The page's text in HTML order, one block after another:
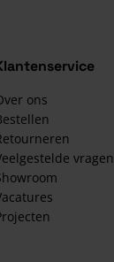
ons
vragen